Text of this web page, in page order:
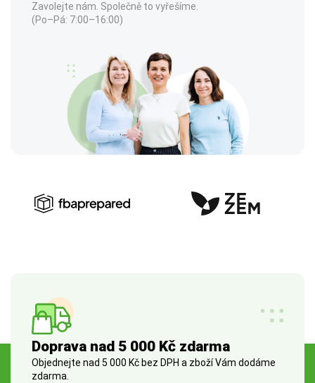
Zavolejte nám. Společně to vyřešíme.
(Po–Pá: 7:00–16:00)
Doprava nad 5 000 Kč zdarma
Objednejte nad 5 000 Kč bez DPH a zboží Vám dodáme
zdarma.